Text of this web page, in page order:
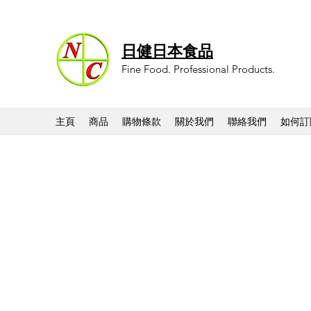
日健日本食品
Fine Food. Professional Products.
主頁 商品 購物條款 關於我們 聯絡我們 如何